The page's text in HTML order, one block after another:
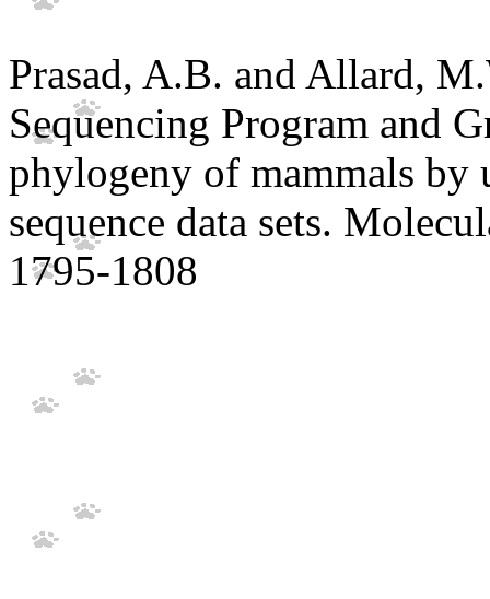
Prasad, A.B. and Allard,
Sequencing Program and
phylogeny of mammals by
sequence data sets.
1795-1808